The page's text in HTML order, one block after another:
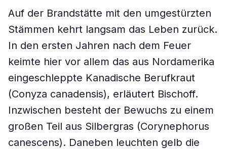
Auf der Brandstätte mit den umgestürzten
Stämmen kehrt langsam das Leben zurück.
In den ersten Jahren nach dem Feuer
keimte hier vor allem das aus Nordamerika
eingeschleppte Kanadische Berufkraut
(Conyza canadensis), erläutert Bischoff.
Inzwischen besteht der Bewuchs zu einem
großen Teil aus Silbergras (Corynephorus
canescens). Daneben leuchten gelb die